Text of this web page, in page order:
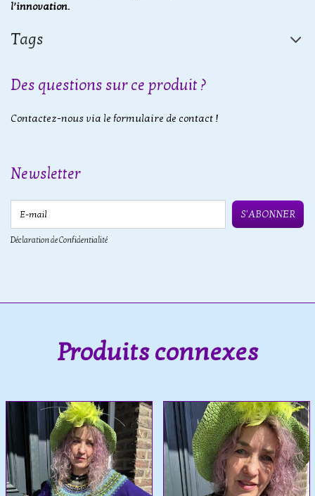
l’innovation.
Tags
Des questions sur ce produit ?
Contactez-nous via le formulaire de contact !
Newsletter
S'ABONNER
Déclaration de Confidentialité
Produits connexes